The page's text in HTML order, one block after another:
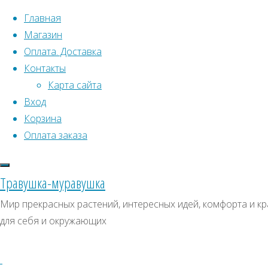
Перейти к содержимому
Главная
Магазин
Оплата. Доставка
Контакты
Карта сайта
Вход
Корзина
Оплата заказа
Травушка-муравушка
Мир прекрасных растений, интересных идей, комфорта и
для себя и окружающих
Что искать:
Поиск
африканская
1д0015
1д0015
Искать:
СКИДКИ, АКЦИИ
Категории магазина